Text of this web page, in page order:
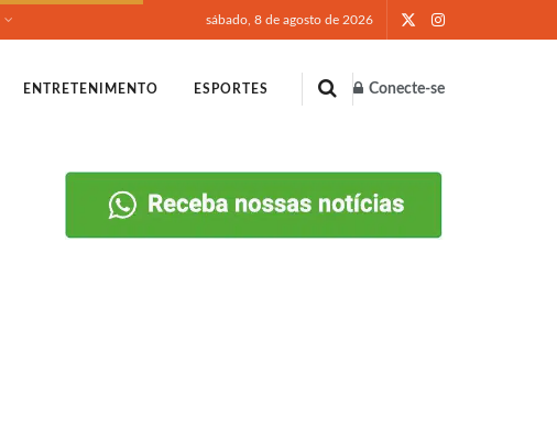
sábado, 8 de agosto de 2026
ENTRETENIMENTO ESPORTES Conecte-se